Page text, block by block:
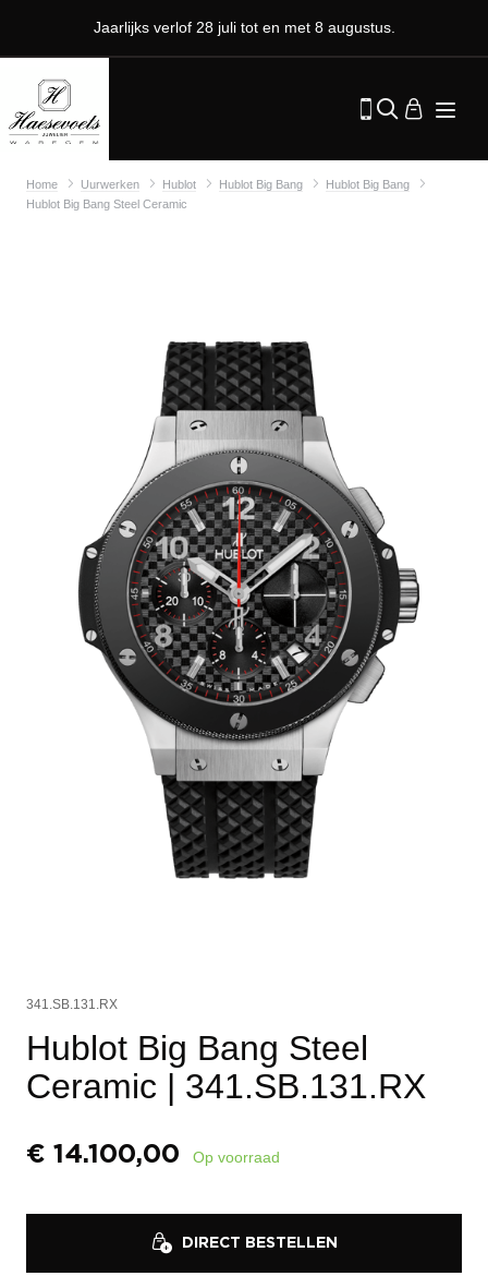
Jaarlijks verlof 28 juli tot en met 8 augustus.
Home Uurwerken Hublot Hublot Big Bang
Hublot Big Bang
Hublot Big Bang Steel Ceramic
341.SB.131.RX
Hublot Big Bang Steel
Ceramic | 341.SB.131.RX
€ 14.100,00 Op voorraad
DIRECT BESTELLEN